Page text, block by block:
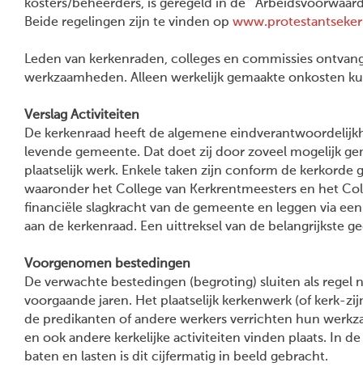
kosters/beheerders, is geregeld in de ‘
Beide regelingen zijn te vinden op
Leden van kerkenraden, colleges en commissies
werkzaamheden. Alleen werkelijk gemaakte onkosten
Verslag Activiteiten
De kerkenraad heeft de algemene
levende gemeente. Dat doet zij door zoveel mogelijk
plaatselijk werk. Enkele taken zijn conform de kerkorde
waaronder het College van Kerkrentmeesters en het
financiële slagkracht van de gemeente en leggen via
aan de kerkenraad. Een uittreksel van de belangrijkste
Voorgenomen bestedingen
De verwachte bestedingen (begroting) sluiten als regel
voorgaande jaren. Het plaatselijk kerkenwerk (of kerk-
de predikanten of andere werkers verrichten hun
en ook andere kerkelijke activiteiten vinden plaats. In
baten en lasten is dit cijfermatig in beeld gebracht.